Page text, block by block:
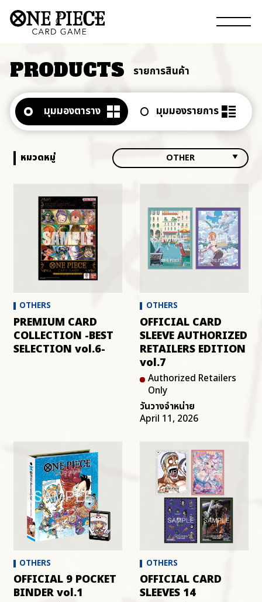
PRODUCTS รายการสินค้า
หมวดหมู่ OTHER
BOOSTERS
DECKS
มุมมองตาราง มุมมองรายการ
OTHERS
PREMIUM CARD
COLLECTION -BEST
SELECTION vol.6-
OTHERS
Authorized Retailers
Only
OFFICIAL CARD
SLEEVE AUTHORIZED
RETAILERS EDITION
vol.7
วันวางจำหน่าย
April 11, 2026
OTHERS
OFFICIAL 9 POCKET
BINDER vol.1
OTHERS
OFFICIAL CARD
SLEEVES 14